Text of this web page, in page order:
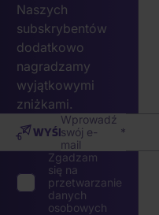
Naszych
subskrybentów
dodatkowo
nagradzamy
wyjątkowymi
zniżkami.
Wprowadź
swój e-
mail
WYŚLIJ
Zgadzam
się na
przetwarzanie
danych
osobowych